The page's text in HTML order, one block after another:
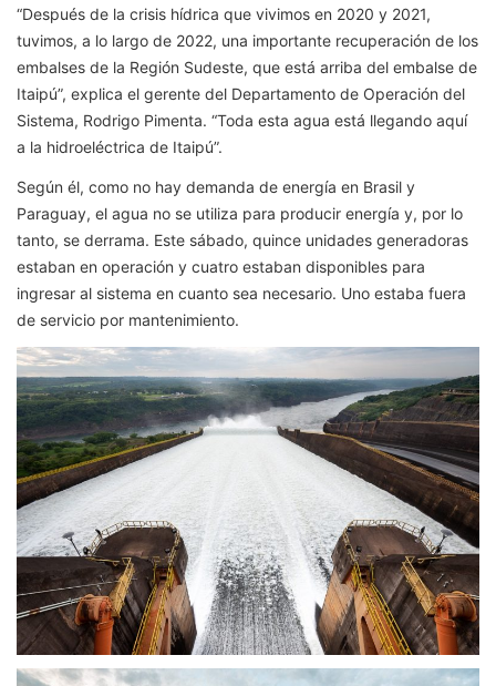
“Después de la crisis hídrica que vivimos en 2020 y 2021,
tuvimos, a lo largo de 2022, una importante recuperación de los
embalses de la Región Sudeste, que está arriba del embalse de
Itaipú”, explica el gerente del Departamento de Operación del
Sistema, Rodrigo Pimenta. “Toda esta agua está llegando aquí
a la hidroeléctrica de Itaipú”.
Según él, como no hay demanda de energía en Brasil y
Paraguay, el agua no se utiliza para producir energía y, por lo
tanto, se derrama. Este sábado, quince unidades generadoras
estaban en operación y cuatro estaban disponibles para
ingresar al sistema en cuanto sea necesario. Uno estaba fuera
de servicio por mantenimiento.